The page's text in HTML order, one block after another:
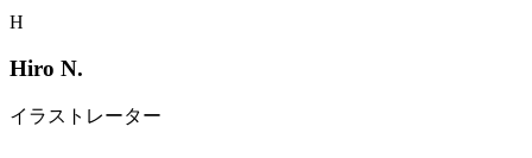
H
Hiro N.
イラストレーター